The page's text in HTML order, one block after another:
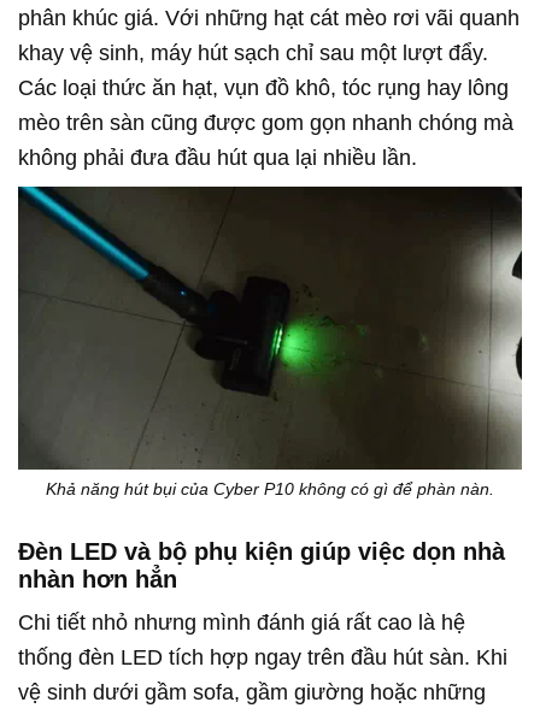
phân khúc giá. Với những hạt cát mèo rơi vãi quanh
khay vệ sinh, máy hút sạch chỉ sau một lượt đẩy.
Các loại thức ăn hạt, vụn đồ khô, tóc rụng hay lông
mèo trên sàn cũng được gom gọn nhanh chóng mà
không phải đưa đầu hút qua lại nhiều lần.
Khả năng hút bụi của Cyber P10 không có gì để phàn nàn.
Đèn LED và bộ phụ kiện giúp việc dọn nhà
nhàn hơn hẳn
Chi tiết nhỏ nhưng mình đánh giá rất cao là hệ
thống đèn LED tích hợp ngay trên đầu hút sàn. Khi
vệ sinh dưới gầm sofa, gầm giường hoặc những